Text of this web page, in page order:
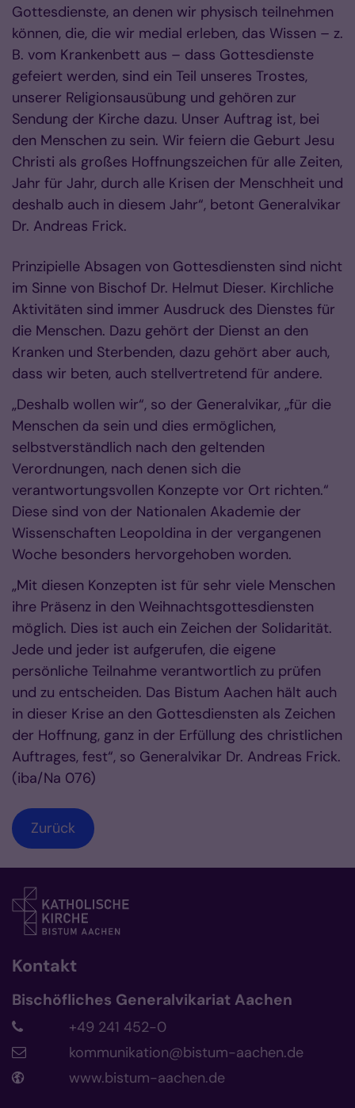
Gottesdienste, an denen wir physisch teilnehmen
können, die, die wir medial erleben, das Wissen – z.
B. vom Krankenbett aus – dass Gottesdienste
gefeiert werden, sind ein Teil unseres Trostes,
unserer Religionsausübung und gehören zur
Sendung der Kirche dazu. Unser Auftrag ist, bei
den Menschen zu sein. Wir feiern die Geburt Jesu
Christi als großes Hoffnungszeichen für alle Zeiten,
Jahr für Jahr, durch alle Krisen der Menschheit und
deshalb auch in diesem Jahr“, betont Generalvikar
Dr. Andreas Frick.
Prinzipielle Absagen von Gottesdiensten sind nicht
im Sinne von Bischof Dr. Helmut Dieser. Kirchliche
Aktivitäten sind immer Ausdruck des Dienstes für
die Menschen. Dazu gehört der Dienst an den
Kranken und Sterbenden, dazu gehört aber auch,
dass wir beten, auch stellvertretend für andere.
„Deshalb wollen wir“, so der Generalvikar, „für die
Menschen da sein und dies ermöglichen,
selbstverständlich nach den geltenden
Verordnungen, nach denen sich die
verantwortungsvollen Konzepte vor Ort richten.“
Diese sind von der Nationalen Akademie der
Wissenschaften Leopoldina in der vergangenen
Woche besonders hervorgehoben worden.
„Mit diesen Konzepten ist für sehr viele Menschen
ihre Präsenz in den Weihnachtsgottesdiensten
möglich. Dies ist auch ein Zeichen der Solidarität.
Jede und jeder ist aufgerufen, die eigene
persönliche Teilnahme verantwortlich zu prüfen
und zu entscheiden. Das Bistum Aachen hält auch
in dieser Krise an den Gottesdiensten als Zeichen
der Hoffnung, ganz in der Erfüllung des christlichen
Auftrages, fest“, so Generalvikar Dr. Andreas Frick.
(iba/Na 076)
Zurück
Kontakt
Bischöfliches Generalvikariat Aachen
+49 241 452-0
kommunikation@bistum-aachen.de
www.bistum-aachen.de